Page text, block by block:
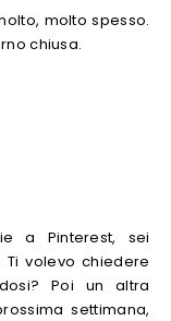
molto spesso.
chiusa.
a Pinterest, sei
volevo chiedere
Poi un altra
settimana,